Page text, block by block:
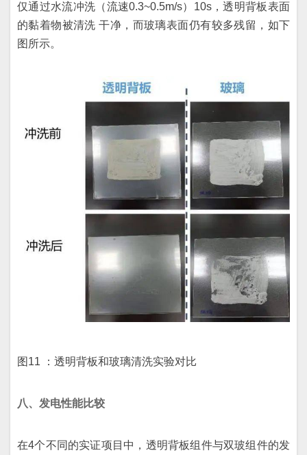
仅通过水流冲洗（流速0.3~0.5m/s）10s，透明背板表面
的黏着物被清洗 干净，而玻璃表面仍有较多残留，如下
图所示。
图11 ：透明背板和玻璃清洗实验对比
八、发电性能比较
在4个不同的实证项目中，透明背板组件与双玻组件的发